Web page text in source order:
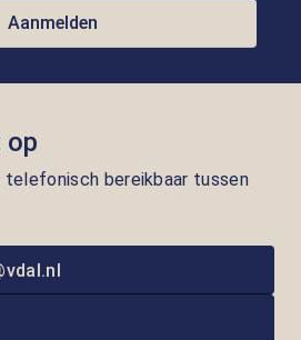
Aanmelden
op
telefonisch bereikbaar tussen